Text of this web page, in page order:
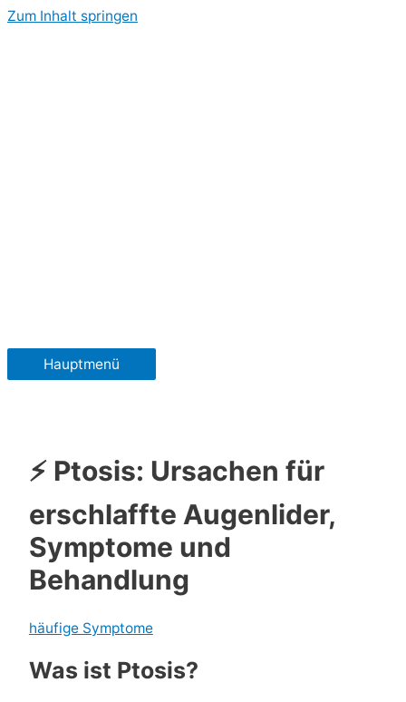
Zum Inhalt springen
Hauptmenü
⚡ Ptosis: Ursachen für
erschlaffte Augenlider,
Symptome und
Behandlung
häufige Symptome
Was ist Ptosis?